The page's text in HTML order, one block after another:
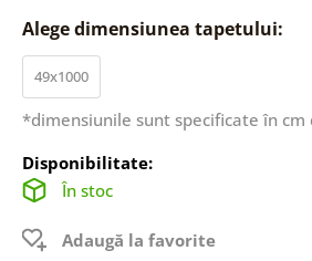
Alege dimensiunea tapetului:
49x1000
*dimensiunile sunt specificate în
Disponibilitate:
În stoc
Adaugă la favorite